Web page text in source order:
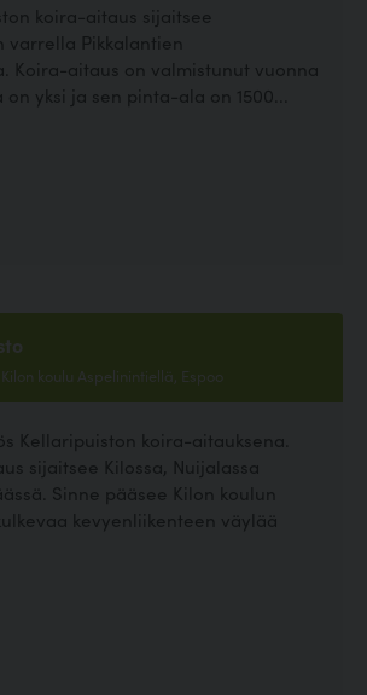
koira-aitaus sijaitsee
varrella Pikkalantien
Koira-aitaus on valmistunut vuonna
yksi ja sen pinta-ala on 1500...
koulu Aspelinintiellä, Espoo
Kellaripuiston koira-aitauksena.
sijaitsee Kilossa, Nuijalassa
Sinne pääsee Kilon koulun
kevyenliikenteen väylää